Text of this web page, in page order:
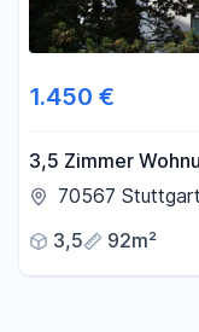
1.450 €
3,5 Zimmer
Balkonen und TG
70567
3,5
92m²